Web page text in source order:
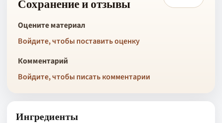
Сохранение и отзывы
Оцените материал
Войдите, чтобы поставить оценку
Комментарий
Войдите, чтобы писать комментарии
Ингредиенты